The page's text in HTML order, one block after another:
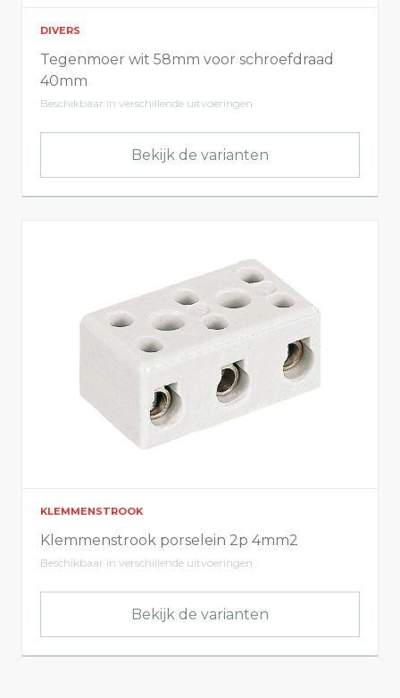
DIVERS
Tegenmoer wit 58mm voor schroefdraad
40mm
Beschikbaar in verschillende uitvoeringen
Bekijk de varianten
KLEMMENSTROOK
Klemmenstrook porselein 2p 4mm2
Beschikbaar in verschillende uitvoeringen
Bekijk de varianten